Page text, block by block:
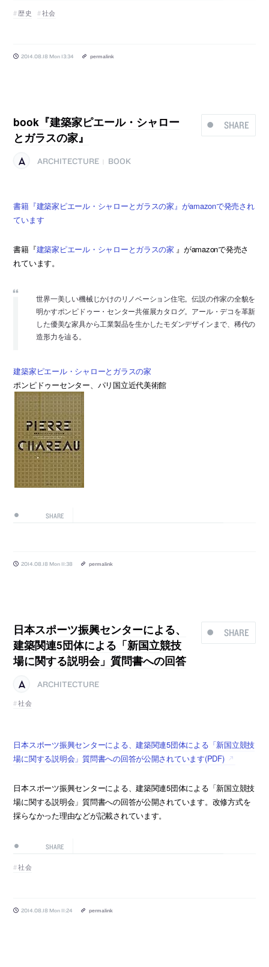
歴史 社会
2014.08.18 Mon 13:34 permalink
SHARE
book『建築家ピエール・シャロー
とガラスの家』
ARCHITECTURE BOOK
書籍『建築家ピエール・シャローとガラスの家』がamazonで発売され
ています
書籍『建築家ピエール・シャローとガラスの家 』がamazonで発売さ
れています。
世界一美しい機械じかけのリノベーション住宅。伝説の作家の全貌を
明かすポンピドゥー・センター共催展カタログ。アール・デコを革新
した優美な家具から工業製品を生かしたモダンデザインまで、稀代の
造形力を辿る。
建築家ピエール・シャローとガラスの家
ポンピドゥーセンター、パリ国立近代美術館
SHARE
2014.08.18 Mon 11:38 permalink
SHARE
日本スポーツ振興センターによる、
建築関連5団体による「新国立競技
場に関する説明会」質問書への回答
ARCHITECTURE
社会
日本スポーツ振興センターによる、建築関連5団体による「新国立競技
場に関する説明会」質問書への回答が公開されています(PDF)
日本スポーツ振興センターによる、建築関連5団体による「新国立競技
場に関する説明会」質問書への回答が公開されています。改修方式を
採らなかった理由などが記載されています。
SHARE
社会
2014.08.18 Mon 11:24 permalink